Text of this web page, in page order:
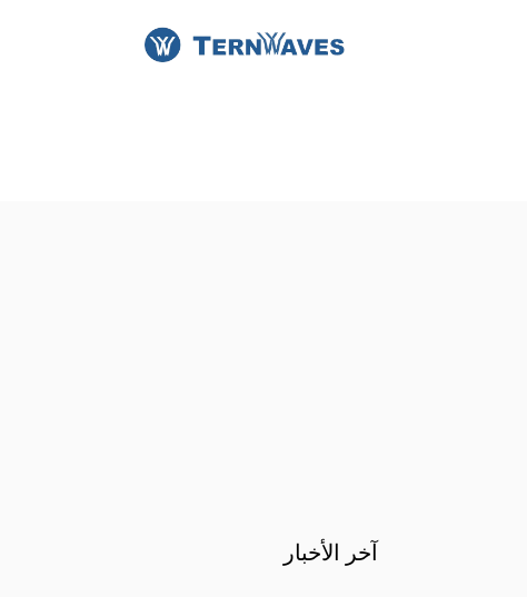
آخر الأخبار